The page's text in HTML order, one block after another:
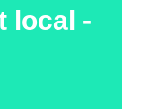
local -